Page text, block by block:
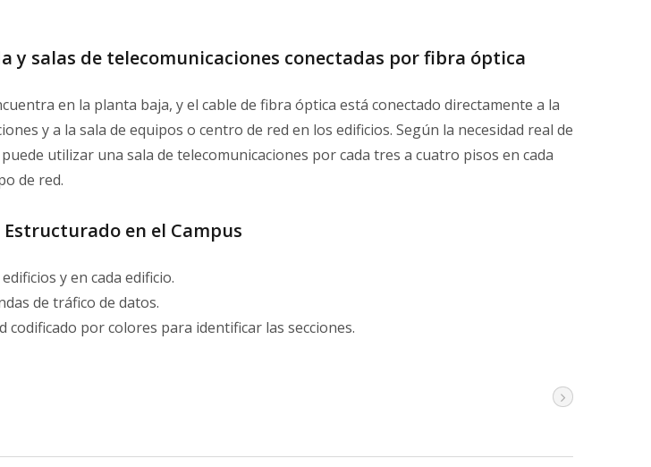
y salas de telecomunicaciones conectadas por fibra óptica
en la planta baja, y el cable de fibra óptica está conectado directamente a la
y a la sala de equipos o centro de red en los edificios. Según la necesidad real de
utilizar una sala de telecomunicaciones por cada tres a cuatro pisos en cada
de red.
en el Campus
y en cada edificio.
de tráfico de datos.
codificado por colores para identificar las secciones.